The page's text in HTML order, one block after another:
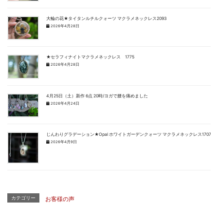
大輪の花★タイタンルチルクォーツ マクラメネックレス2093
2026年4月28日
★セラフィナイトマクラメネックレス 1775
2026年4月28日
4月25日（土）新作 6点 20時/ヨガで腰を痛めました
2026年4月24日
じんわりグラデーション★Opal ホワイトガーデンクォーツ マクラメネックレス1707
2026年4月9日
カテゴリー お客様の声